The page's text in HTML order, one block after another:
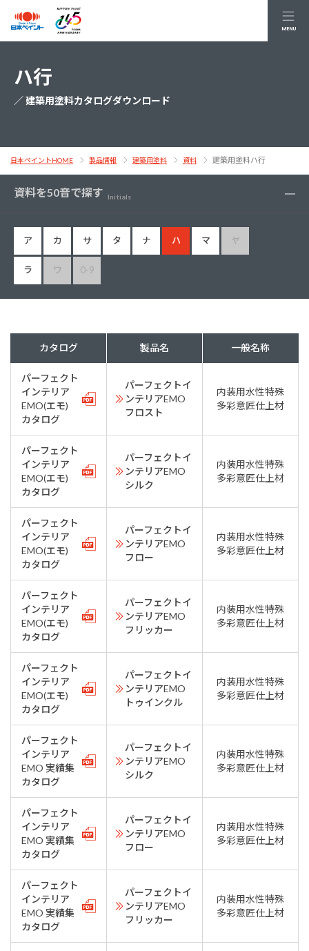
MENU
ハ行
／ 建築用塗料カタログダウンロード
日本ペイントHOME 製品情報 建築用塗料 資料 建築用塗料ハ行
資料を50音で探す Initials
ア カ サ タ ナ ハ マ ヤ
ラ ワ 0-9
カタログ 製品名 一般名称
パーフェクト
インテリア
EMO(エモ)
カタログ
パーフェクトイ
ンテリアEMO
フロスト
内装用水性特殊
多彩意匠仕上材
パーフェクト
インテリア
EMO(エモ)
カタログ
パーフェクトイ
ンテリアEMO
シルク
内装用水性特殊
多彩意匠仕上材
パーフェクト
インテリア
EMO(エモ)
カタログ
パーフェクトイ
ンテリアEMO
フロー
内装用水性特殊
多彩意匠仕上材
パーフェクト
インテリア
EMO(エモ)
カタログ
パーフェクトイ
ンテリアEMO
フリッカー
内装用水性特殊
多彩意匠仕上材
パーフェクト
インテリア
EMO(エモ)
カタログ
パーフェクトイ
ンテリアEMO
トゥインクル
内装用水性特殊
多彩意匠仕上材
パーフェクト
インテリア
EMO 実績集
カタログ
パーフェクトイ
ンテリアEMO
シルク
内装用水性特殊
多彩意匠仕上材
パーフェクト
インテリア
EMO 実績集
カタログ
パーフェクトイ
ンテリアEMO
フロー
内装用水性特殊
多彩意匠仕上材
パーフェクト
インテリア
EMO 実績集
カタログ
パーフェクトイ
ンテリアEMO
フリッカー
内装用水性特殊
多彩意匠仕上材